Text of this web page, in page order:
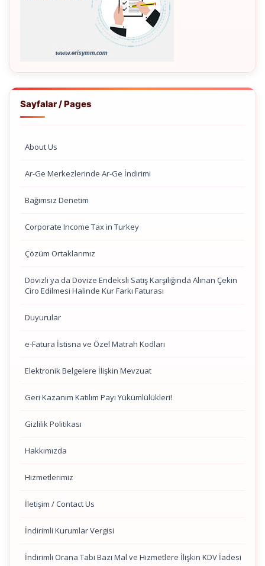
Sayfalar / Pages
About Us
Ar-Ge Merkezlerinde Ar-Ge İndirimi
Bağımsız Denetim
Corporate Income Tax in Turkey
Çözüm Ortaklarımız
Dövizli ya da Dövize Endeksli Satış Karşılığında Alınan Çekin
Ciro Edilmesi Halinde Kur Farkı Faturası
Duyurular
e-Fatura İstisna ve Özel Matrah Kodları
Elektronik Belgelere İlişkin Mevzuat
Geri Kazanım Katılım Payı Yükümlülükleri!
Gizlilik Politikası
Hakkımızda
Hizmetlerimiz
İletişim / Contact Us
İndirimli Kurumlar Vergisi
İndirimli Orana Tabi Bazı Mal ve Hizmetlere İlişkin KDV İadesi